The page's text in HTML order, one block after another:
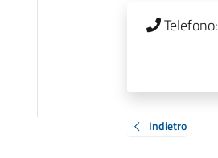
Telefono:
Indietro